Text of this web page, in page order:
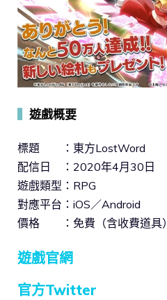
遊戲概要
標題 ：東方LostWord
配信日 ：2020年4月30日
遊戲類型：RPG
對應平台：iOS／Android
價格 ：免費（含收費道具）
遊戲官網
官方Twitter